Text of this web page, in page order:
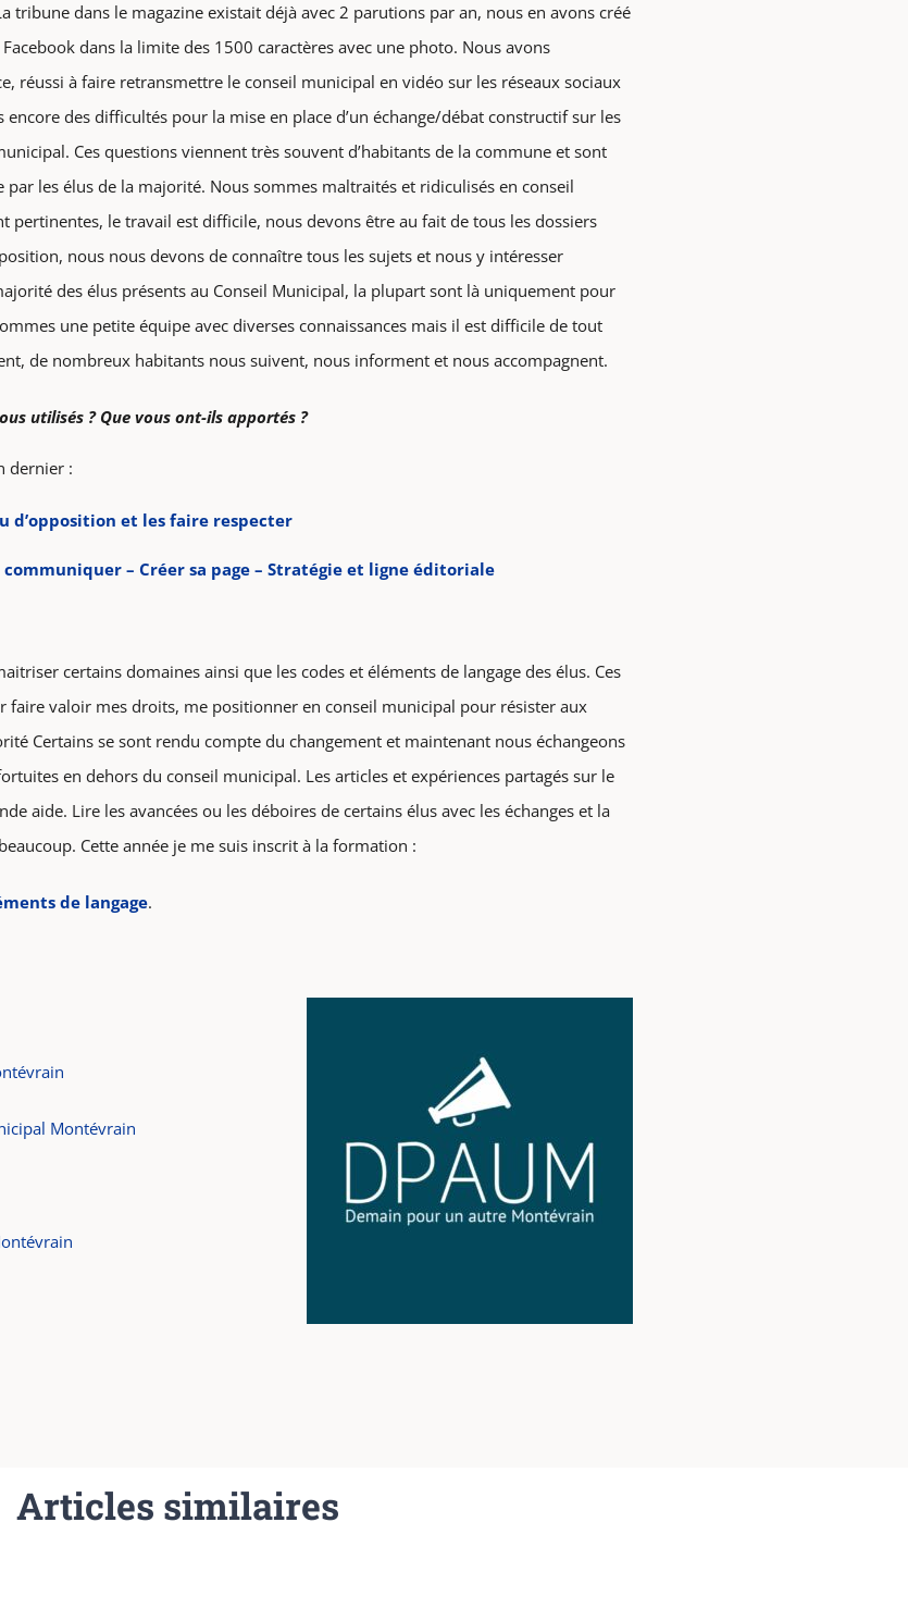
tribune dans le magazine existait déjà avec 2 parutions par an, nous en avons créé
dans la limite des 1500 caractères avec une photo. Nous avons
réussi à faire retransmettre le conseil municipal en vidéo sur les réseaux sociaux
des difficultés pour la mise en place d’un échange/débat constructif sur les
Ces questions viennent très souvent d’habitants de la commune et sont
les élus de la majorité. Nous sommes maltraités et ridiculisés en conseil
pertinentes, le travail est difficile, nous devons être au fait de tous les dossiers
nous nous devons de connaître tous les sujets et nous y intéresser
des élus présents au Conseil Municipal, la plupart sont là uniquement pour
une petite équipe avec diverses connaissances mais il est difficile de tout
de nombreux habitants nous suivent, nous informent et nous accompagnent.
utilisés ? Que vous ont-ils apportés ?
dernier :
d’opposition et les faire respecter
– Créer sa page – Stratégie et ligne éditoriale
certains domaines ainsi que les codes et éléments de langage des élus. Ces
faire valoir mes droits, me positionner en conseil municipal pour résister aux
Certains se sont rendu compte du changement et maintenant nous échangeons
en dehors du conseil municipal. Les articles et expériences partagés sur le
aide. Lire les avancées ou les déboires de certains élus avec les échanges et la
Cette année je me suis inscrit à la formation :
de langage.
Montévrain
Articles similaires